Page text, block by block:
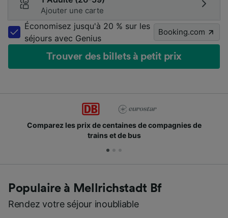
Ajouter une carte
Économisez jusqu'à 20 % sur les
séjours avec Genius
Booking.com
Trouver des billets à petit prix
Comparez les prix de centaines de compagnies de
trains et de bus
Populaire à Mellrichstadt Bf
Rendez votre séjour inoubliable